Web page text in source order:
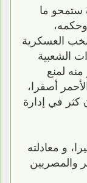
ستمحو ما
العسكرية
الشعبية
لمنع
أصفرا،
كثر في إدارة
و معادلته
والمصريين